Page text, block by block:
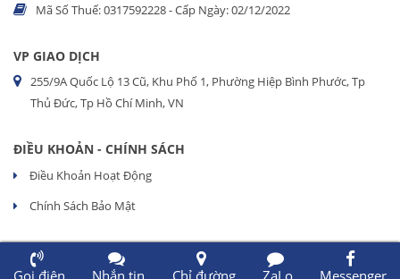
Mã Số Thuế: 0317592228 - Cấp Ngày: 02/12/2022
VP GIAO DỊCH
255/9A Quốc Lộ 13 Cũ, Khu Phố 1, Phường Hiệp Bình Phước, Tp
Thủ Đức, Tp Hồ Chí Minh, VN
ĐIỀU KHOẢN - CHÍNH SÁCH
Điều Khoản Hoạt Động
Chính Sách Bảo Mật
Gọi điện Nhắn tin Chỉ đường ZaLo Messenger